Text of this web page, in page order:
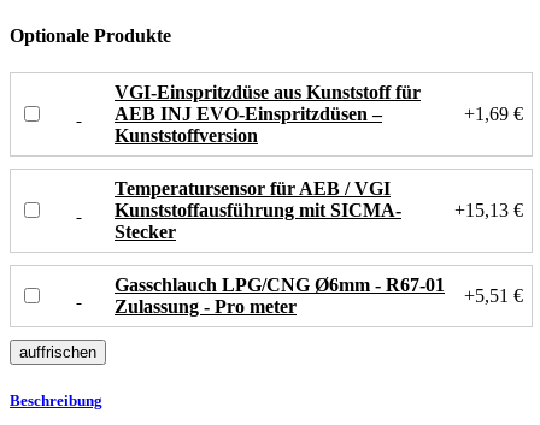
Optionale Produkte
VGI-Einspritzdüse aus Kunststoff für
AEB INJ EVO-Einspritzdüsen –
Kunststoffversion
+1,69 €
Temperatursensor für AEB / VGI
Kunststoffausführung mit SICMA-
Stecker
+15,13 €
Gasschlauch LPG/CNG Ø6mm - R67-01
Zulassung - Pro meter
+5,51 €
Beschreibung